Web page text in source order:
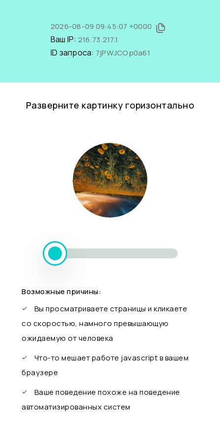
2026-08-09 09:45:07 +0000
Ваш IP: 216.73.217.1
ID запроса: 7jPWJCOp0a61
Разверните картинку горизонтально
Возможные причины:
Вы просматриваете страницы и кликаете
со скоростью, намного превышающую
ожидаемую от человека
Что-то мешает работе javascript в вашем
браузере
Ваше поведение похоже на поведение
автоматизированных систем